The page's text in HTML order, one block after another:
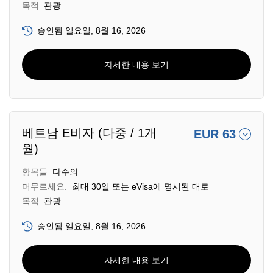
목적 관광
승인됨 일요일, 8월 16, 2026
자세한 내용 보기
베트남 E비자 (다중 / 1개
월)
EUR 63
항목들
다수의
머무르세요.
최대 30일 또는 eVisa에 명시된 대로
목적
관광
승인됨 일요일, 8월 16, 2026
자세한 내용 보기